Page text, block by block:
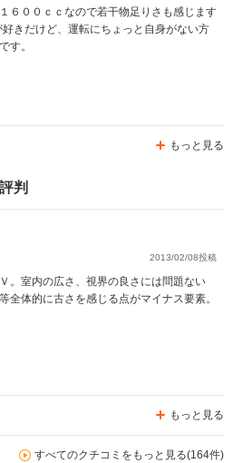
６００ｃｃなので若干物足りさも感じます
きだけど、運転にちょっと自身がない方
す。
もっと見る
判
2013/02/08投稿
。室内の広さ、視界の良さには問題ない
全体的に古さを感じる点がマイナス要素。
もっと見る
すべてのクチコミをもっと見る(164件)